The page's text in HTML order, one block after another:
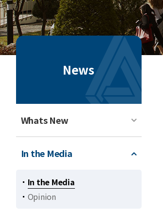
News
Whats New
In the Media
In the Media
Opinion